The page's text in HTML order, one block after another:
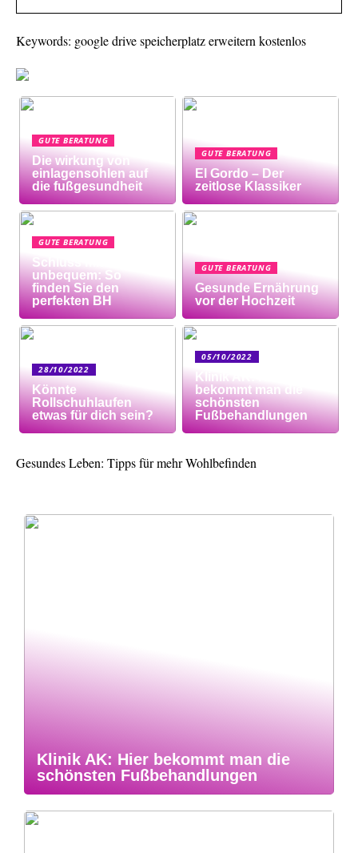
Keywords: google drive speicherplatz erweitern kostenlos
GUTE BERATUNG
Die wirkung von
einlagensohlen auf
die fußgesundheit
GUTE BERATUNG
El Gordo – Der
zeitlose Klassiker
GUTE BERATUNG
Schluss mit
unbequem: So
finden Sie den
perfekten BH
GUTE BERATUNG
Gesunde Ernährung
vor der Hochzeit
28/10/2022
Könnte
Rollschuhlaufen
etwas für dich sein?
05/10/2022
Klinik AK: Hier
bekommt man die
schönsten
Fußbehandlungen
Gesundes Leben: Tipps für mehr Wohlbefinden
Klinik AK: Hier bekommt man die
schönsten Fußbehandlungen